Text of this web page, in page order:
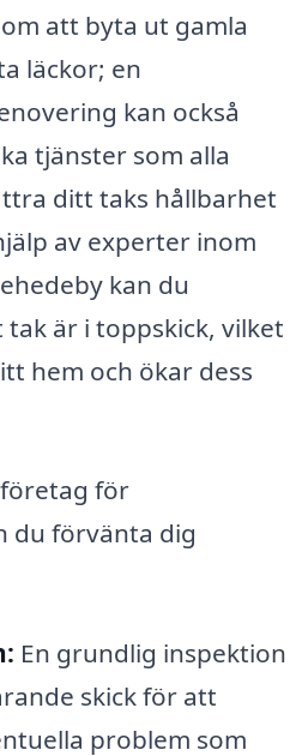
att byta ut gamla
läckor; en
kan också
tjänster som alla
ditt taks hållbarhet
av experter inom
kan du
är i toppskick, vilket
hem och ökar dess
för
du förvänta dig
En grundlig inspektion
skick för att
problem som